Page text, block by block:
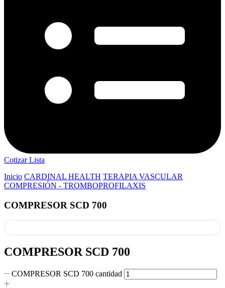
Cotizar Lista
Inicio CARDINAL HEALTH TERAPIA VASCULAR
COMPRESIÓN - TROMBOPROFILAXIS
COMPRESOR SCD 700
COMPRESOR SCD 700
COMPRESOR SCD 700 cantidad